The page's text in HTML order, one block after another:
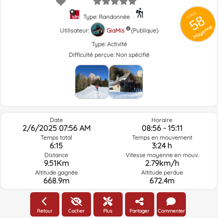
GRSIC
58
Moyenne
Type: Randonnée
Utilisateur:
GiaMis
(Publique)
Type: Activité
Difficulté perçue: Non spécifié
Date
2/6/2025 07:56 AM
Temps total
6:15
Distance
9.51Km
Altitude gagnée
668.9m
Horaire
08:56 - 15:11
Temps en mouvement
3:24 h
Vitesse moyenne en mouv.
2.79km/h
Altitude perdue
672.4m
Météo du jour de la route à l'heure sélectionnée
Retour Cacher Plus Partager Commenter